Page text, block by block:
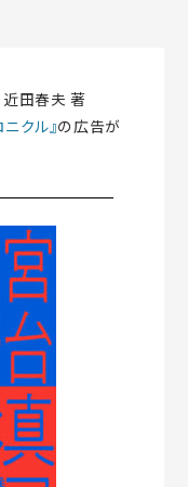
近田春夫 著
クル』の広告が